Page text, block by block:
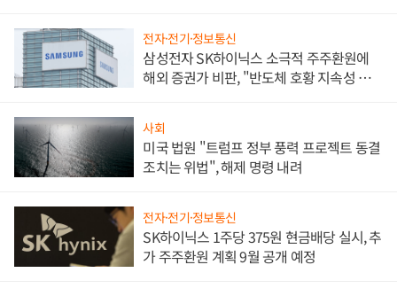
전자·전기·정보통신
삼성전자 SK하이닉스 소극적 주주환원에
해외 증권가 비판, "반도체 호황 지속성 의
사회
미국 법원 "트럼프 정부 풍력 프로젝트 동결
조치는 위법", 해제 명령 내려
전자·전기·정보통신
SK하이닉스 1주당 375원 현금배당 실시, 추
가 주주환원 계획 9월 공개 예정